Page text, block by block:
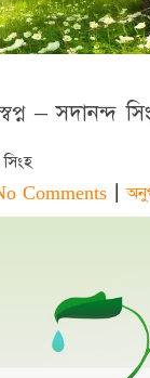
– সদানন্দ
Comments |